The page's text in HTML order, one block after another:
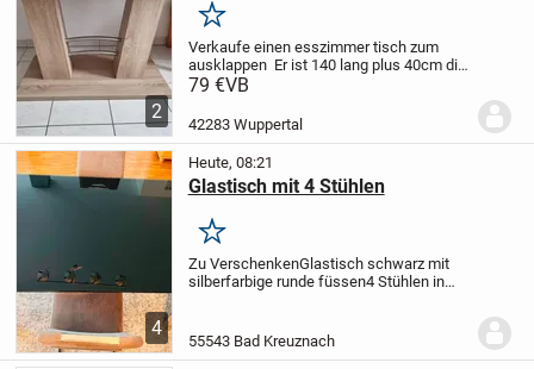
2
Merken
Verkaufe einen esszimmer tisch zum
ausklappen Er ist 140 lang plus 40cm die
PlatteBei Interesse gerne melden
79 €VB
42283 Wuppertal
4
Heute, 08:21
Glastisch mit 4 Stühlen
Merken
Zu VerschenkenGlastisch schwarz mit
silberfarbige runde füssen4 Stühlen in
cm / Hoch 49 cm / Tief 45 cm...
55543 Bad Kreuznach